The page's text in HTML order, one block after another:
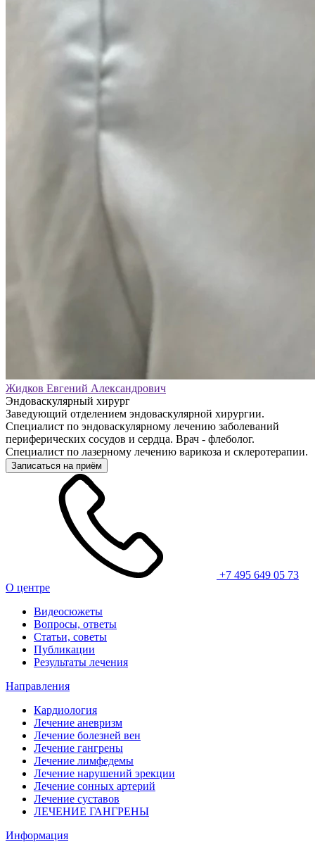
Жидков Евгений Александрович
Эндоваскулярный хирург
Заведующий отделением эндоваскулярной хирургии.
Специалист по эндоваскулярному лечению заболеваний
периферических сосудов и сердца. Врач - флеболог.
Специалист по лазерному лечению варикоза и склеротерапии.
Записаться на приём
+7 495 649 05 73
О центре
Видеосюжеты
Вопросы, ответы
Статьи, советы
Публикации
Результаты лечения
Направления
Кардиология
Лечение аневризм
Лечение болезней вен
Лечение гангрены
Лечение лимфедемы
Лечение нарушений эрекции
Лечение сонных артерий
Лечение суставов
ЛЕЧЕНИЕ ГАНГРЕНЫ
Информация